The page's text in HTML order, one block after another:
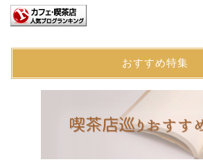
おすすめ特集